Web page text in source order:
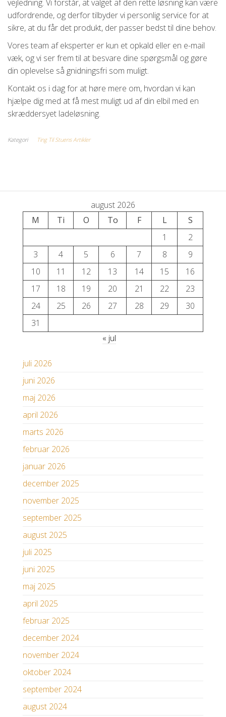
vejledning. Vi forstår, at valget af den rette løsning kan være
udfordrende, og derfor tilbyder vi personlig service for at
sikre, at du får det produkt, der passer bedst til dine behov.
Vores team af eksperter er kun et opkald eller en e-mail
væk, og vi ser frem til at besvare dine spørgsmål og gøre
din oplevelse så gnidningsfri som muligt.
Kontakt os i dag for at høre mere om, hvordan vi kan
hjælpe dig med at få mest muligt ud af din elbil med en
skræddersyet ladeløsning.
Kategori Ting Til Stuens Artikler
august 2026
M
Ti O To F L
S
1
2
3
4 5 6 7 8
9
10
11 12 13 14 15
16
17
18 19 20 21 22
23
24
25 26 27 28 29
30
31
« jul
juli 2026
juni 2026
maj 2026
april 2026
marts 2026
februar 2026
januar 2026
december 2025
november 2025
september 2025
august 2025
juli 2025
juni 2025
maj 2025
april 2025
februar 2025
december 2024
november 2024
oktober 2024
september 2024
august 2024